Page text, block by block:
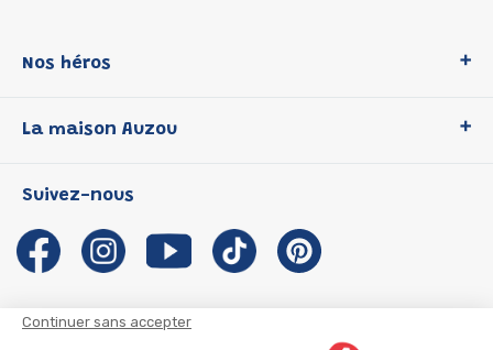
Continuer sans accepter
Nos héros
P'tit Loup
Les Influenceuses
Migali
Petite Taupe
La maison Auzou
Notre histoire
Auzou s'engage
Auteurs et illustrateurs Auzou
Suivez-nous